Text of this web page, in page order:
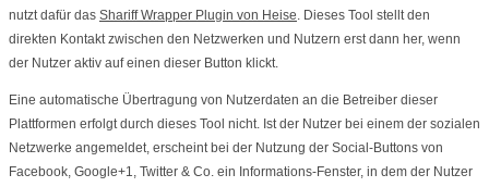
nutzt dafür das Shariff Wrapper Plugin von Heise. Dieses Tool stellt den
direkten Kontakt zwischen den Netzwerken und Nutzern erst dann her, wenn
der Nutzer aktiv auf einen dieser Button klickt.
Eine automatische Übertragung von Nutzerdaten an die Betreiber dieser
Plattformen erfolgt durch dieses Tool nicht. Ist der Nutzer bei einem der sozialen
Netzwerke angemeldet, erscheint bei der Nutzung der Social-Buttons von
Facebook, Google+1, Twitter & Co. ein Informations-Fenster, in dem der Nutzer